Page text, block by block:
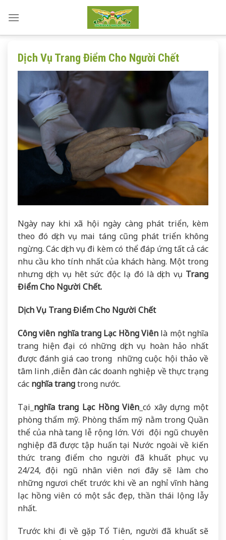
Dịch Vụ Trang Điểm Cho Người Chết
Ngày nay khi xã hội ngày càng phát triển, kèm
theo đó dịch vụ mai táng cũng phát triển không
ngừng. Các dịch vụ đi kèm có thể đáp ứng tất cả các
nhu cầu kho tính nhất của khách hàng. Một trong
nhưng dịch vụ hêt sức độc lạ đó là dịch vụ Trang
Điểm Cho Người Chết.
Dịch Vụ Trang Điểm Cho Người Chết
Công viên nghĩa trang Lạc Hồng Viên là một nghĩa
trang hiện đại có những dịch vụ hoàn hảo nhất
được đánh giá cao trong những cuộc hội thảo về
tâm linh ,diễn đàn các doanh nghiệp về thực trạng
các nghĩa trangtrong nước.
Tại nghĩa trang Lạc Hồng Viên có xây dựng một
phòng thẩm mỹ. Phòng thẩm mỹ nằm trong Quần
thể của nhà tang lễ rộng lớn. Với đội ngũ chuyên
nghiệp đã được tập huấn tại Nước ngoài về kiến
thức trang điểm cho người đã khuất phục vụ
24/24, đội ngũ nhân viên nơi đây sẽ làm cho
những ngươi chết trước khi về an nghỉ vĩnh hàng
lạc hồng viên có một sắc đẹp, thần thái lộng lẫy
nhất.
Trước khi đi về gặp Tổ Tiên, người đã khuất sẽ